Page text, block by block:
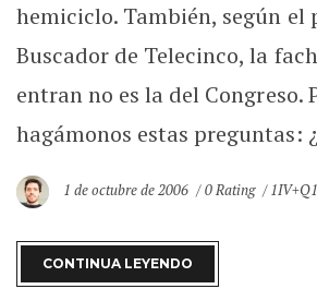
hemiciclo. También, según el
Buscador de Telecinco, la
entran no es la del Congreso.
hagámonos estas preguntas:
1 de octubre de 2006 0 Rating
CONTINUA LEYENDO